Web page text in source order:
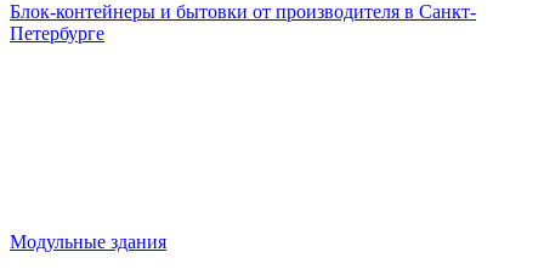
Блок-контейнеры и бытовки от производителя в Санкт-
Петербурге
Модульные здания